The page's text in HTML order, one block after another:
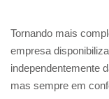
Tornando mais
empresa disponibiliza
independentemente
mas sempre em